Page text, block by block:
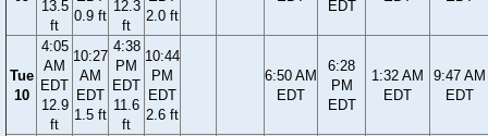
13.5
ft
0.9 ft
12.3
ft
2.0 ft
EDT
Tue
10
4:05
AM
EDT
12.9
ft
10:27
AM
EDT
1.5 ft
4:38
PM
EDT
11.6
ft
10:44
PM
EDT
2.6 ft
6:50 AM
EDT
6:28
PM
EDT
1:32 AM
EDT
9:47 AM
EDT